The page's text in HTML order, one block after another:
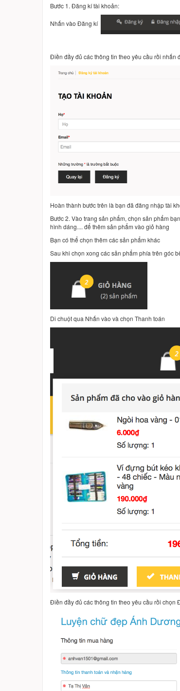
Bước 1. Đăng kí tài khoản:
Nhấn vào Đăng kí
Điền đầy đủ các thông tin theo yêu cầu rồi nhấn
Hoàn thành bước trên là bạn đã đăng nhập tài
Bước 2. Vào trang sản phẩm, chọn sản phẩm
hình dáng.... để thêm sản phẩm vào giỏ hàng
Bạn có thể chọn thêm các sản phẩm khác
Sau khi chọn xong các sản phẩm phía trên góc
Di chuột qua Nhấn vào và chọn Thanh toán
Điền đầy đủ các thông tin theo yêu cầu rồi chọn